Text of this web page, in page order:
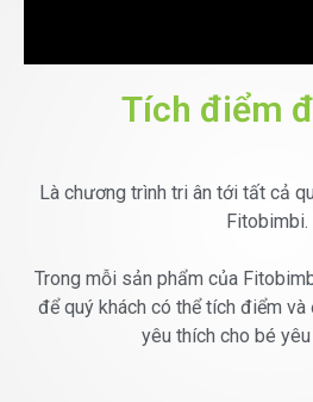
Tích điểm
Là chương trình tri ân tới tất cả
Fitobimbi.
Trong mỗi sản phẩm của
để quý khách có thể tích điểm
yêu thích cho bé yêu